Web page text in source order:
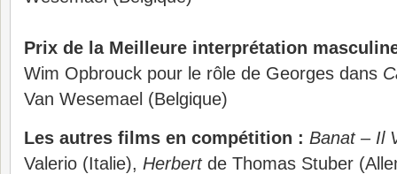
Prix de la Meilleure interprétation
Wim Opbrouck pour le rôle de Georges dans
Van Wesemael (Belgique)
Les autres films en compétition : Banat – Il
Valerio (Italie), Herbertde Thomas Stuber